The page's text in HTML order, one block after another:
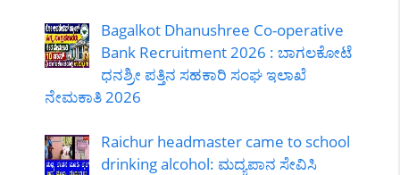
Bagalkot Dhanushree Co-operative
Bank Recruitment 2026 : ಬಾಗಲಕೋಟೆ
ಧನಶ್ರೀ ಪತ್ತಿನ ಸಹಕಾರಿ ಸಂಘ ಇಲಾಖೆ
ನೇಮಕಾತಿ 2026
Raichur headmaster came to school
drinking alcohol: ಮದ್ಯಪಾನ ಸೇವಿಸಿ